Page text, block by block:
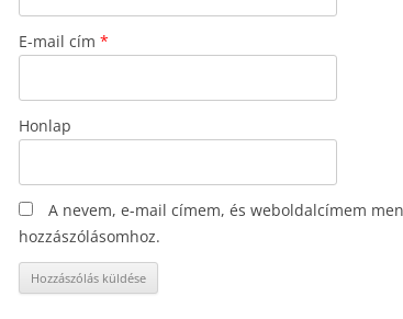
E-mail cím *
Honlap
A nevem, e-mail címem, és weboldalcímem
hozzászólásomhoz.